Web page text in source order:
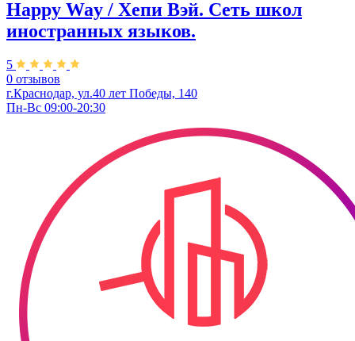
Happy Way / Хепи Вэй. Сеть школ
иностранных языков.
5
0 отзывов
г.Краснодар, ул.40 лет Победы, 140
Пн-Вс 09:00-20:30